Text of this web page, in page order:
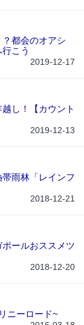
都会のオアシ
こう
2019-12-17
し！【カウント
2019-12-13
雨林「レインフ
2018-12-21
ールおススメツ
2018-12-20
ニーロード~